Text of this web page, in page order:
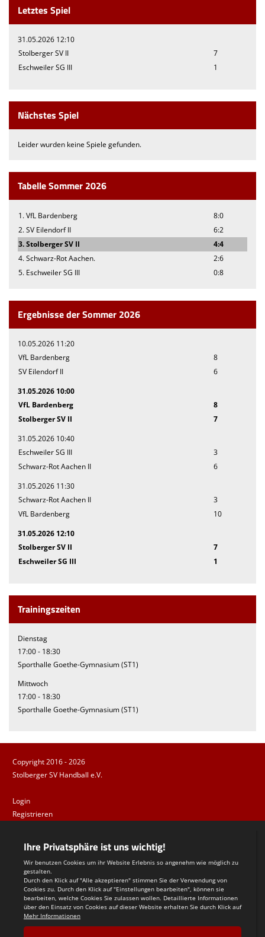
Letztes Spiel
31.05.2026 12:10
Stolberger SV II
7
Eschweiler SG III
1
Nächstes Spiel
Leider wurden keine Spiele gefunden.
Tabelle Sommer 2026
1. VfL Bardenberg
8:0
2. SV Eilendorf II
6:2
3. Stolberger SV II
4:4
4. Schwarz-Rot Aachen.
2:6
5. Eschweiler SG III
0:8
Ergebnisse der Sommer 2026
10.05.2026 11:20
VfL Bardenberg
8
SV Eilendorf II
6
31.05.2026 10:00
VfL Bardenberg
8
Stolberger SV II
7
31.05.2026 10:40
Eschweiler SG III
3
Schwarz-Rot Aachen II
6
31.05.2026 11:30
Schwarz-Rot Aachen II
3
VfL Bardenberg
10
31.05.2026 12:10
Stolberger SV II
7
Eschweiler SG III
1
Trainingszeiten
Dienstag
17:00 - 18:30
Sporthalle Goethe-Gymnasium (ST1)
Mittwoch
17:00 - 18:30
Sporthalle Goethe-Gymnasium (ST1)
Copyright 2016 - 2026
Stolberger SV Handball e.V.
Login
Registrieren
Datenschutzerklärung
Teamsports 2
Dein Sportverein online